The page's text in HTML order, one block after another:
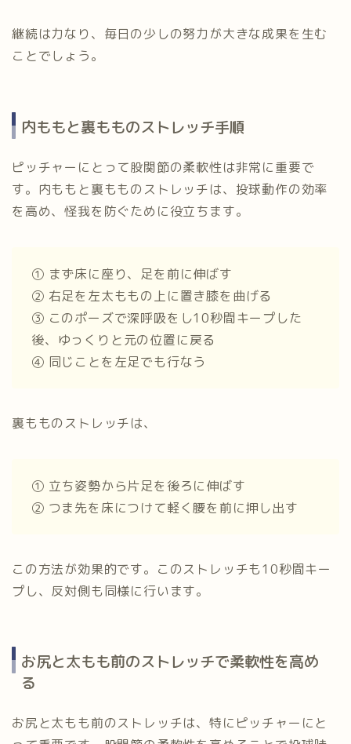
継続は力なり、毎日の少しの努力が大きな成果を生む
ことでしょう。
内ももと裏もものストレッチ手順
ピッチャーにとって股関節の柔軟性は非常に重要で
す。内ももと裏もものストレッチは、投球動作の効率
を高め、怪我を防ぐために役立ちます。
① まず床に座り、足を前に伸ばす
② 右足を左太ももの上に置き膝を曲げる
③ このポーズで深呼吸をし10秒間キープした
後、ゆっくりと元の位置に戻る
④ 同じことを左足でも行なう
裏もものストレッチは、
① 立ち姿勢から片足を後ろに伸ばす
② つま先を床につけて軽く腰を前に押し出す
この方法が効果的です。このストレッチも10秒間キー
プし、反対側も同様に行います。
お尻と太もも前のストレッチで柔軟性を高め
る
お尻と太もも前のストレッチは、特にピッチャーにと